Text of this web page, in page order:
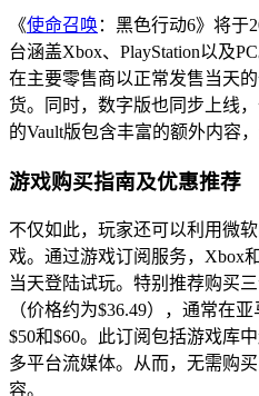
《使命召唤 ：黑色行动6》将于
台涵盖Xbox、PlayStation以及
在主要零售商以正常发售当天
货。同时，数字版也同步上线
的Vault版包含丰富的额外内容
游戏购买指南及优惠推荐
不仅如此，玩家还可以利用微
戏。通过游戏订阅服务，Xbox
当天登陆试玩。特别推荐购买三
（价格约为$36.49），通常在
$50和$60。此订阅包括游戏库
多平台流媒体。从而，无需购
容。